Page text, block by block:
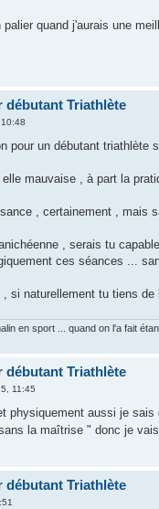
quand j'aurais une
débutant Triathlète
pour un débutant triathlète
mauvaise , à part la
, certainement , mais
, serais tu
ces séances ...
si naturellement tu tiens de
en sport ... quand on l'a fait
débutant Triathlète
11:45
physiquement aussi je
la maîtrise " donc je
débutant Triathlète